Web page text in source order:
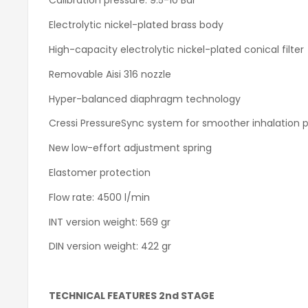
Electrolytic nickel-plated brass body
High-capacity electrolytic nickel-plated conical filter
Removable Aisi 316 nozzle
Hyper-balanced diaphragm technology
Cressi PressureSync system for smoother inhalation
New low-effort adjustment spring
Elastomer protection
Flow rate: 4500 l/min
INT version weight: 569 gr
DIN version weight: 422 gr
TECHNICAL FEATURES 2nd STAGE